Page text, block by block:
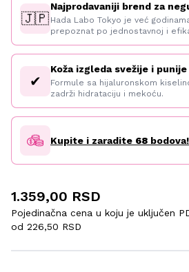
🇯🇵
Najprodavaniji brend za
Hada Labo Tokyo je već
prepoznat po jednostavnoj i
✔
Koža izgleda svežije i punije
Formule sa hijaluronskom
zadrži hidrataciju i mekoću.
Kupite i zaradite 68 bodova!
1.359,00 RSD
Pojedinačna cena u koju je uključen
od 226,50 RSD